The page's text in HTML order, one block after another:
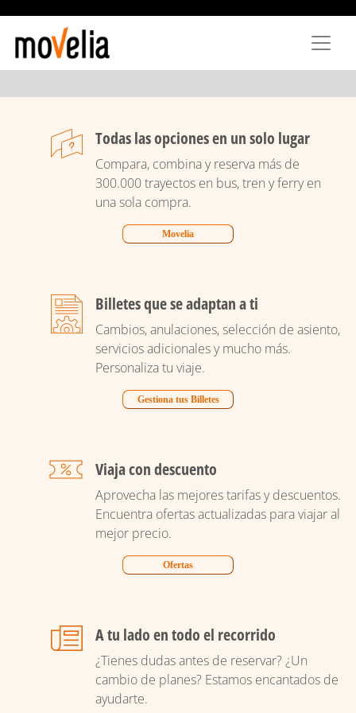
principal
Todas las opciones en un solo lugar
Compara, combina y reserva más de
300.000 trayectos en bus, tren y ferry en
una sola compra.
Movelia
Billetes que se adaptan a ti
Cambios, anulaciones, selección de asiento,
servicios adicionales y mucho más.
Personaliza tu viaje.
Gestiona tus Billetes
Viaja con descuento
Aprovecha las mejores tarifas y descuentos.
Encuentra ofertas actualizadas para viajar al
mejor precio.
Ofertas
A tu lado en todo el recorrido
¿Tienes dudas antes de reservar? ¿Un
cambio de planes? Estamos encantados de
ayudarte.